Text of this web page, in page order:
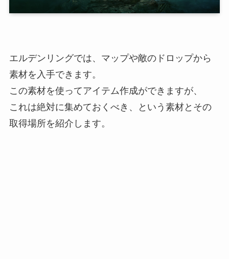
エルデンリングでは、マップや敵のドロップから
素材を入手できます。
この素材を使ってアイテム作成ができますが、
これは絶対に集めておくべき、という素材とその
取得場所を紹介します。